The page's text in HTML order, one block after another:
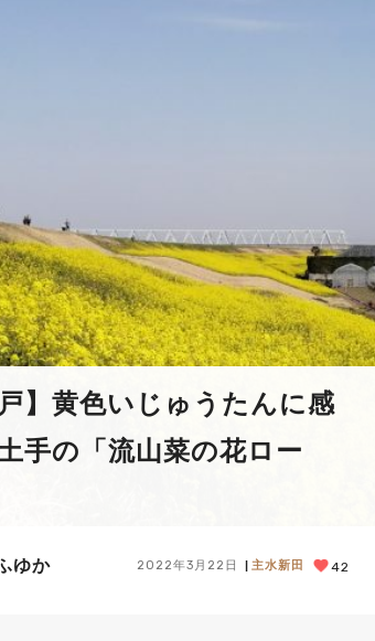
戸】黄色いじゅうたんに感
手の「流山菜の花ロー
ゆか 2022年3月22日 主水新田 42